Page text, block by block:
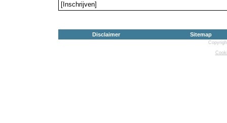
[Inschrijven]
Disclaimer Sitemap